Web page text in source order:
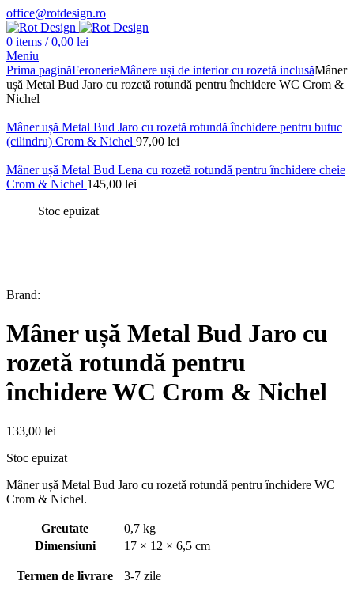
office@rotdesign.ro
0 items / 0,00 lei
Meniu
Prima paginăFeronerieMânere uși de interior cu rozetă inclusăMâner
ușă Metal Bud Jaro cu rozetă rotundă pentru închidere WC Crom &
Nichel
Mâner ușă Metal Bud Jaro cu rozetă rotundă închidere pentru butuc
(cilindru) Crom & Nichel 97,00 lei
Mâner ușă Metal Bud Lena cu rozetă rotundă pentru închidere cheie
Crom & Nichel 145,00 lei
Stoc epuizat
Brand:
Mâner ușă Metal Bud Jaro cu
rozetă rotundă pentru
închidere WC Crom & Nichel
133,00 lei
Stoc epuizat
Mâner ușă Metal Bud Jaro cu rozetă rotundă pentru închidere WC
Crom & Nichel.
Greutate
0,7 kg
Dimensiuni
17 × 12 × 6,5 cm
Termen de livrare 3-7 zile